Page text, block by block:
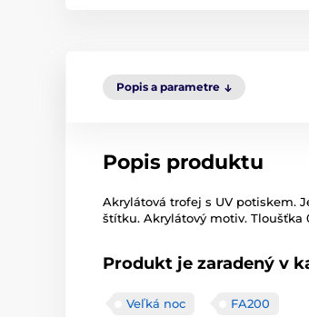
Popis a parametre
Popis produktu
Akrylátová trofej s UV potiskem.
štítku. Akrylátový motiv. Tloušťka
Produkt je zaradený v
Veľká noc FA200